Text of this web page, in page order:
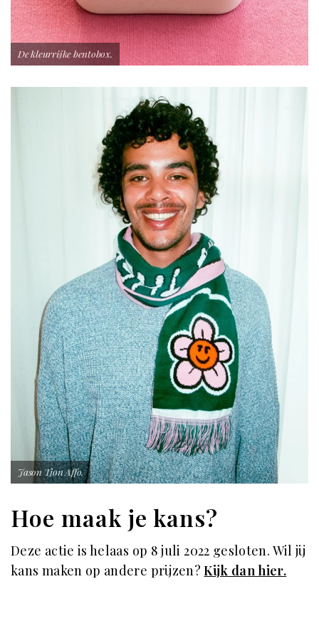
De kleurrijke bentobox.
Jason Tjon Affo.
Hoe maak je kans?
Deze actie is helaas op 8 juli 2022 gesloten. Wil jij
kans maken op andere prijzen?Kijk dan hier.